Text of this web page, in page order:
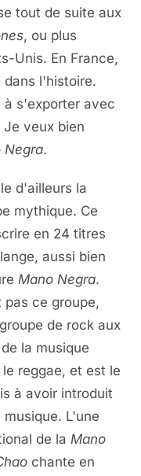
tout de suite aux
, ou plus
Unis. En France,
dans l'histoire.
à s'exporter avec
veux bien
Negra.
d'ailleurs la
mythique. Ce
en 24 titres
aussi bien
Mano Negra.
pas ce groupe,
de rock aux
la musique
reggae, et est le
à avoir introduit
L'une
de la Mano
chante en